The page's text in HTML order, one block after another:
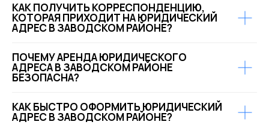
КАК ПОЛУЧИТЬ КОРРЕСПОНДЕНЦИЮ,
КОТОРАЯ ПРИХОДИТ НА ЮРИДИЧЕСКИЙ
АДРЕС В ЗАВОДСКОМ РАЙОНЕ?
ПОЧЕМУ АРЕНДА ЮРИДИЧЕСКОГО
АДРЕСА В ЗАВОДСКОМ РАЙОНЕ
БЕЗОПАСНА?
КАК БЫСТРО ОФОРМИТЬ ЮРИДИЧЕСКИЙ
АДРЕС В ЗАВОДСКОМ РАЙОНЕ?
НА ВСЕ ВАШИ ВОПРОСЫ
Адрес
+375 (29) 638-70-70 INFO@UBE.BY